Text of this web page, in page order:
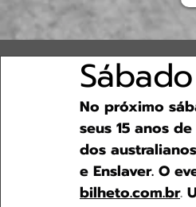
No próximo
seus 15 anos
dos
e Enslaver. O
bilheto.com.br.